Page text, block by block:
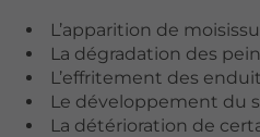
L’apparition de
La dégradation des
L’effritement des
Le développement du
La détérioration de